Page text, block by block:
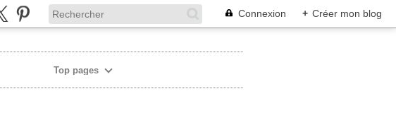
Connexion + Créer mon blog
Top pages